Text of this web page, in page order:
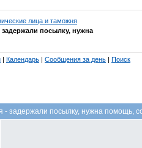
лица и таможня
посылку, нужна
| Календарь | Сообщения за день | Поиск
- задержали посылку, нужна помощь,